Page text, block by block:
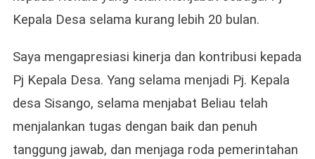
Kepala Desa selama kurang lebih 20 bulan.
Saya mengapresiasi kinerja dan kontribusi kepada
Pj Kepala Desa. Yang selama menjadi Pj. Kepala
desa Sisango, selama menjabat Beliau telah
menjalankan tugas dengan baik dan penuh
tanggung jawab, dan menjaga roda pemerintahan